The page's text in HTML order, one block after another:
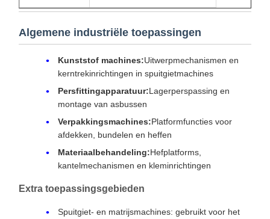
Algemene industriële toepassingen
Kunststof machines:Uitwerpmechanismen en
kerntrekinrichtingen in spuitgietmachines
Persfittingapparatuur:Lagerperspassing en
montage van asbussen
Verpakkingsmachines:Platformfuncties voor
afdekken, bundelen en heffen
Materiaalbehandeling:Hefplatforms,
kantelmechanismen en kleminrichtingen
Extra toepassingsgebieden
Spuitgiet- en matrijsmachines: gebruikt voor het